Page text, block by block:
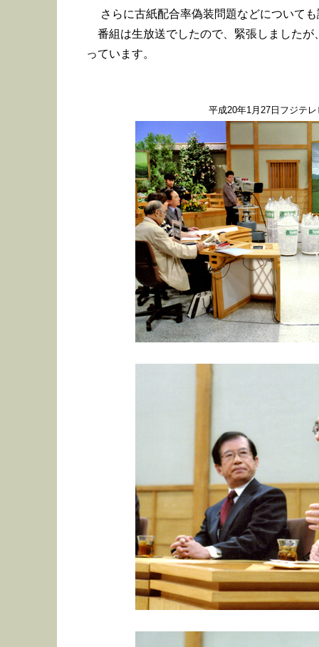
さらに古紙配合率偽装問題などについても
番組は生放送でしたので、緊張しましたが
っています。
平成20年1月27日フジテ